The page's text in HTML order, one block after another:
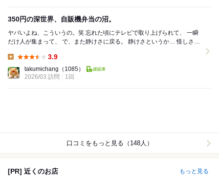
350円の深世界、自販機弁当の沼。
ヤバいよね、こういうの。笑 忘れた頃にテレビで取り上げられて、 一瞬
だけ人が集まって、 で、また静けさに戻る。 静けさというか… 怪しさだ
3.9
takumichang （1085）
2026/03 訪問
1回
口コミをもっと見る（148人）
[PR] 近くのお店 もっと見る